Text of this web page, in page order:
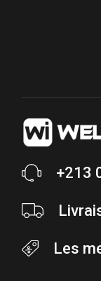
+213
Les